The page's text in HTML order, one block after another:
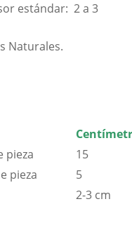
estándar: 2 a 3
Naturales.
pieza
15
pieza
5
2-3 cm